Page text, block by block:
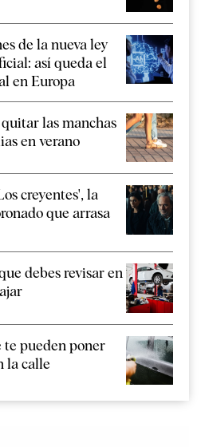
de la nueva ley
así queda el
en Europa
las manchas
en verano
creyentes', la
que arrasa
debes revisar en
te pueden poner
la calle